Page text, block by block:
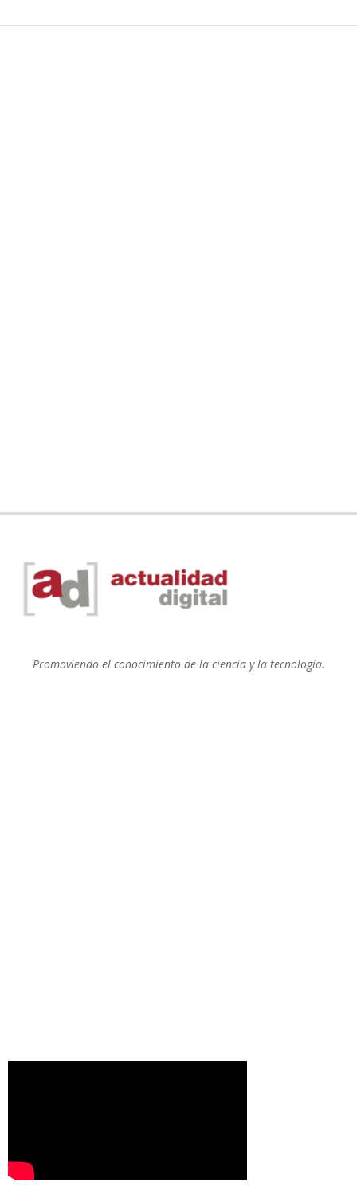
Promoviendo el conocimiento de la ciencia y la tecnología.